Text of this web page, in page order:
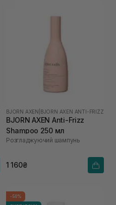
BJORN AXEN BJORN AXEN ANTI-FRIZZ
BJORN AXEN Anti-Frizz
Shampoo 250 мл
Розгладжуючий шампунь
1 160₴
-50%